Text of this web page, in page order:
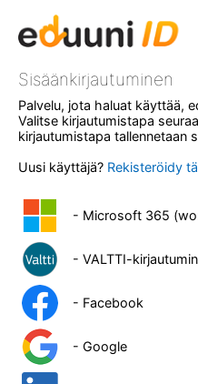
Sisäänkirjautuminen
Palvelu, jota haluat käyttää,
Valitse kirjautumistapa
kirjautumistapa tallennetaan
Uusi käyttäjä? Rekisteröidy
- Microsoft 365
- VALTTI-
- Facebook
- Google